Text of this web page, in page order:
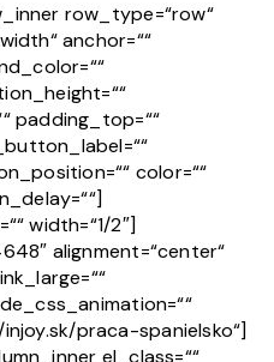
row_type=“row“
anchor=““
padding_top=““
color=““
width=“1/2″]
alignment=“center“
injoy.sk/praca-spanielsko“]
el_class=““